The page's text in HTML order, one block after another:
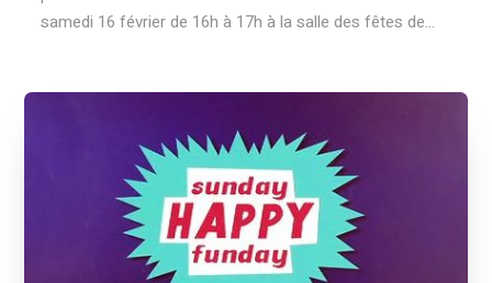
samedi 16 février de 16h à 17h à la salle des fêtes de...